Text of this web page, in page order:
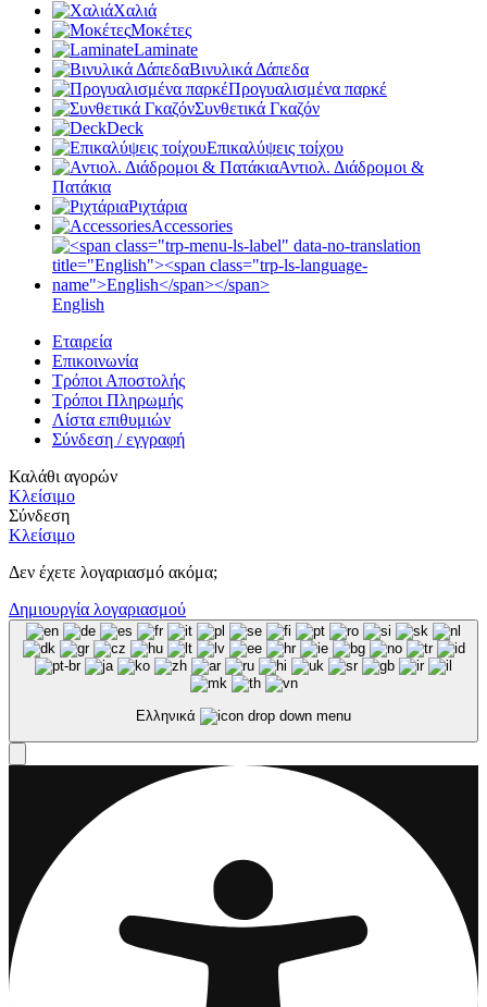
Χαλιά
Μοκέτες
Laminate
Βινυλικά Δάπεδα
Προγυαλισμένα παρκέ
Συνθετικά Γκαζόν
Deck
Επικαλύψεις τοίχου
Αντιολ. Διάδρομοι &
Πατάκια
Ριχτάρια
Accessories
English
Εταιρεία
Επικοινωνία
Τρόποι Αποστολής
Τρόποι Πληρωμής
Λίστα επιθυμιών
Σύνδεση / εγγραφή
Καλάθι αγορών
Κλείσιμο
Σύνδεση
Κλείσιμο
Δεν έχετε λογαριασμό ακόμα;
Δημιουργία λογαριασμού
Ελληνικά